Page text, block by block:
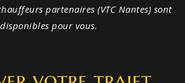
partenaires (VTC Nantes) sont
disponibles pour vous.